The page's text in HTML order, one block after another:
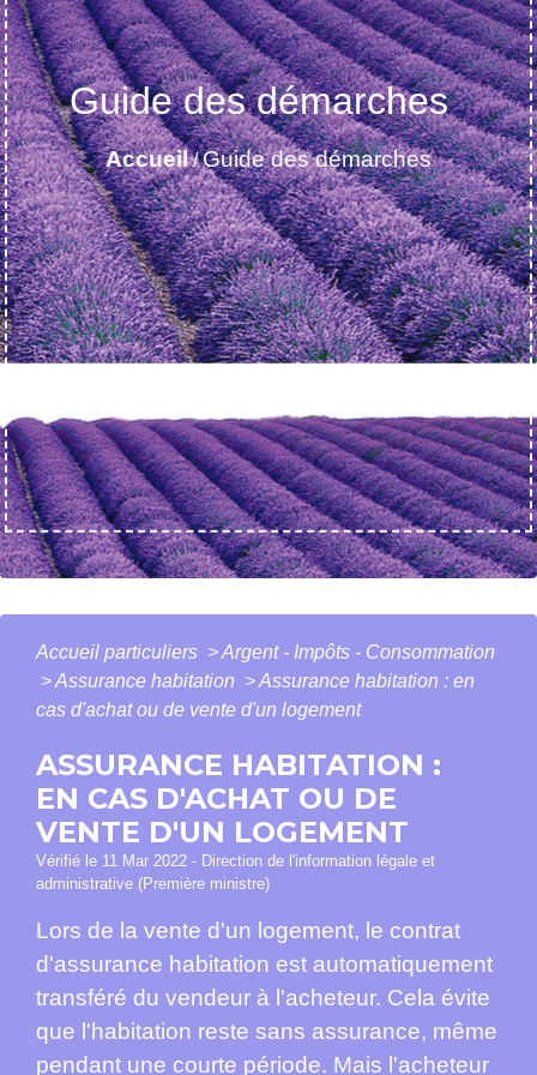
Guide des démarches
Accueil/Guide des démarches
Accueil particuliers >Argent - Impôts - Consommation
>Assurance habitation >Assurance habitation : en
cas d'achat ou de vente d'un logement
ASSURANCE HABITATION :
EN CAS D'ACHAT OU DE
VENTE D'UN LOGEMENT
Vérifié le 11 Mar 2022 - Direction de l'information légale et
administrative (Première ministre)
Lors de la vente d'un logement, le contrat
d'assurance habitation est automatiquement
transféré du vendeur à l'acheteur. Cela évite
que l'habitation reste sans assurance, même
pendant une courte période. Mais l'acheteur